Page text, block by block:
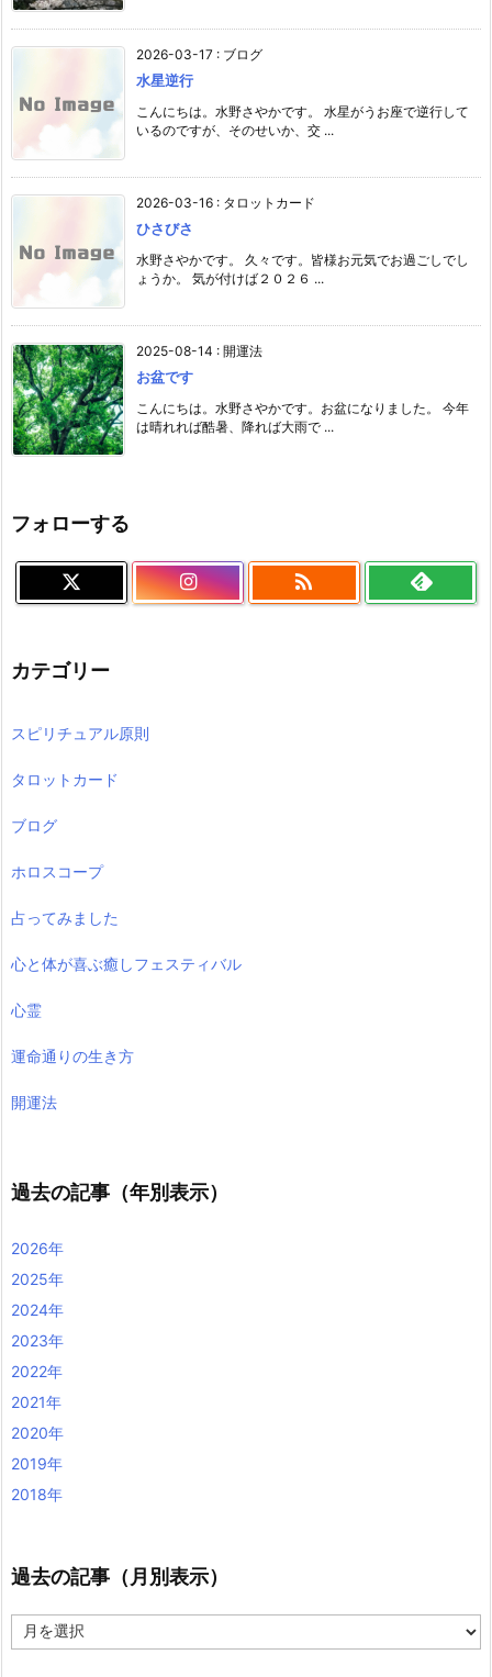
2026-03-17 : ブログ
水星逆行
こんにちは。水野さやかです。 水星がうお座で逆行して
いるのですが、そのせいか、交 ...
2026-03-16 : タロットカード
ひさびさ
水野さやかです。 久々です。皆様お元気でお過ごしでし
ょうか。 気が付けば２０２６ ...
2025-08-14 : 開運法
お盆です
こんにちは。水野さやかです。お盆になりました。 今年
は晴れれば酷暑、降れば大雨で ...
フォローする

カテゴリー
スピリチュアル原則
タロットカード
ブログ
ホロスコープ
占ってみました
心と体が喜ぶ癒しフェスティバル
心霊
運命通りの生き方
開運法
過去の記事（年別表示）
2026年
2025年
2024年
2023年
2022年
2021年
2020年
2019年
2018年
過去の記事（月別表示）
去